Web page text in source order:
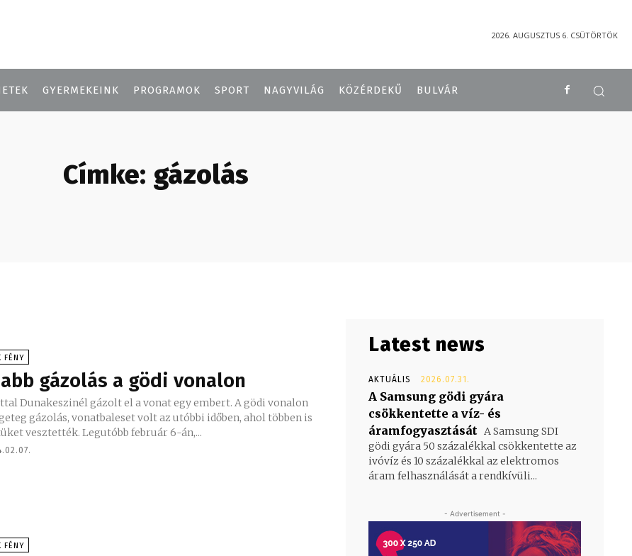
2026. AUGUSZTUS 6. CSÜTÖRTÖK
GYERMEKEINK PROGRAMOK SPORT NAGYVILÁG KÖZÉRDEKŰ BULVÁR
Címke: gázolás
FÉNY
gázolás a gödi vonalon
Dunakeszinél gázolt el a vonat egy embert. A gödi vonalon
gázolás, vonatbaleset volt az utóbbi időben, ahol többen is
vesztették. Legutóbb február 6-án,...
FÉNY
Latest news
AKTUÁLIS 2026.07.31.
A Samsung gödi gyára
csökkentette a víz- és
áramfogyasztását A Samsung SDI
gödi gyára 50 százalékkal csökkentette az
ivóvíz és 10 százalékkal az elektromos
áram felhasználását a rendkívüli...
- Advertisement -